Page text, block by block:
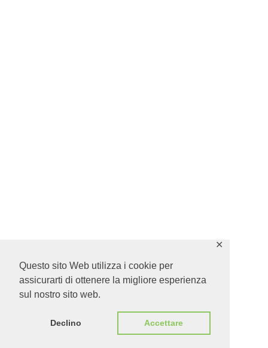
Questo sito Web utilizza i cookie per
assicurarti di ottenere la migliore esperienza
sul nostro sito web.
Declino Accettare
✕